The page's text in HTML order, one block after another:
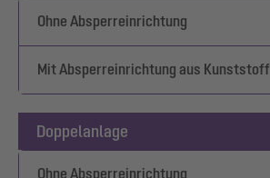
Ohne Absperreinrichtung
Mit Absperreinrichtung aus Kunststoff
Doppelanlage
Ohne Absperreinrichtung